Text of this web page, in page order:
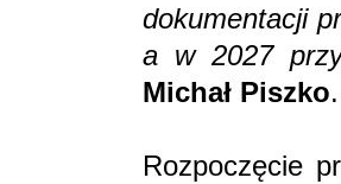
dokumentacji
a w 2027
Michał Piszko.
Rozpoczęcie